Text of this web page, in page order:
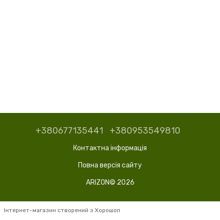
+380677135441 +380953549810
Контактна інформація
Повна версія сайту
ARIZON© 2026
Інтернет-магазин створений з Хорошоп